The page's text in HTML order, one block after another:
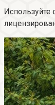
Используйте